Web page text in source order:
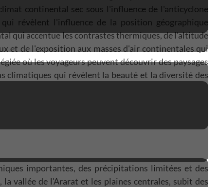
continental sec sous l'influence de l'anticyclone
révèlent l'influence de la position géographique
qui accentue les contrastes thermiques, de l'altitude
et de l'exposition aux masses d'air continentales qui
où les voyageurs peuvent découvrir des paysages
climatiques qui révèlent la beauté et la diversité des
importantes, des précipitations limitées et des
vallée de l'Ararat et les plaines centrales, subit des